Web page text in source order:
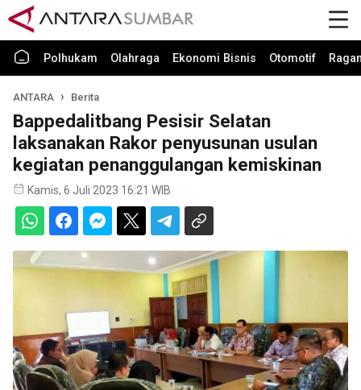
Polhukam Olahraga Ekonomi Bisnis Otomotif
ANTARA Berita
Bappedalitbang Pesisir Selatan
laksanakan Rakor penyusunan usulan
kegiatan penanggulangan kemiskinan
Kamis, 6 Juli 2023 16:21 WIB